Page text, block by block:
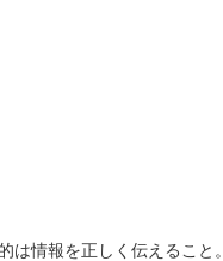
は情報を正しく伝えること。